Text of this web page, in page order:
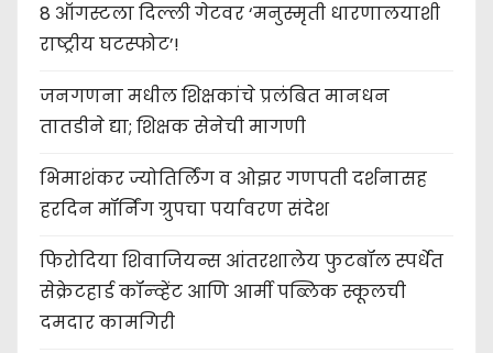
8 ऑगस्टला दिल्ली गेटवर ‘मनुस्मृती धारणालयाशी
राष्ट्रीय घटस्फोट’!
जनगणना मधील शिक्षकांचे प्रलंबित मानधन
तातडीने द्या; शिक्षक सेनेची मागणी
भिमाशंकर ज्योतिर्लिंग व ओझर गणपती दर्शनासह
हरदिन मॉर्निंग ग्रुपचा पर्यावरण संदेश
फिरोदिया शिवाजियन्स आंतरशालेय फुटबॉल स्पर्धेत
सेक्रेटहार्ड कॉन्व्हेंट आणि आर्मी पब्लिक स्कूलची
दमदार कामगिरी